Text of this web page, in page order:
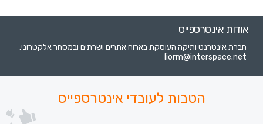
אודות אינטרספייס
חברת אינטרנט ותיקה העוסקת בארוח אתרים ושרתים ובמסחר אלקטרוני.
liorm@interspace.net
הטבות לעובדי אינטרספייס